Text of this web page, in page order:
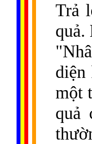
Trả
quả.
diện
một
quả